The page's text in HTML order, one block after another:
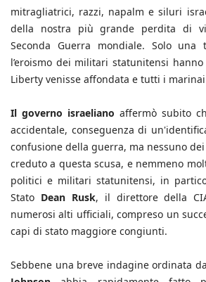
mitragliatrici, razzi, napalm e siluri
della nostra più grande perdita di
Seconda Guerra mondiale. Solo una
l’eroismo dei militari statunitensi
Liberty venisse affondata e tutti i
Il governo israeliano affermò subito
accidentale, conseguenza di
confusione della guerra, ma nessuno
creduto a questa scusa, e nemmeno
politici e militari statunitensi, in
Stato Dean Rusk, il direttore della
numerosi alti ufficiali, compreso un
capi di stato maggiore congiunti.
Sebbene una breve indagine ordinata